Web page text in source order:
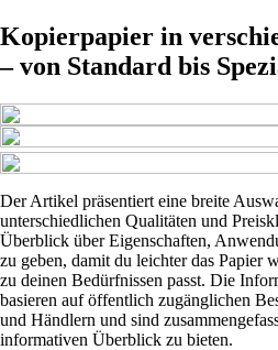
Kopierpapier in
– von Standard bis
Der Artikel präsentiert eine breite
unterschiedlichen Qualitäten und
Überblick über Eigenschaften,
zu geben, damit du leichter das Papier
zu deinen Bedürfnissen passt. Die
basieren auf öffentlich zugänglichen
und Händlern und sind
informativen Überblick zu bieten.